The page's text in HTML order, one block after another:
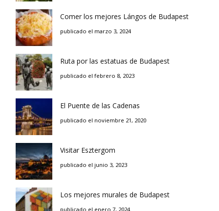
Comer los mejores Lángos de Budapest
publicado el marzo 3, 2024
Ruta por las estatuas de Budapest
publicado el febrero 8, 2023
El Puente de las Cadenas
publicado el noviembre 21, 2020
Visitar Esztergom
publicado el junio 3, 2023
Los mejores murales de Budapest
publicado el enero 7, 2024